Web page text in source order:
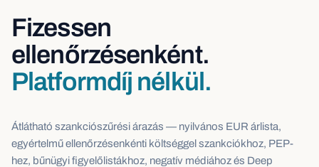
Fizessen
ellenőrzésenként.
Platformdíj nélkül.
Átlátható szankciószűrési árazás — nyilvános EUR árlista,
egyértelmű ellenőrzésenkénti költséggel szankciókhoz, PEP-
hez, bűnügyi figyelőlistákhoz, negatív médiához és Deep